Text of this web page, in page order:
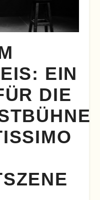
EIN
DIE